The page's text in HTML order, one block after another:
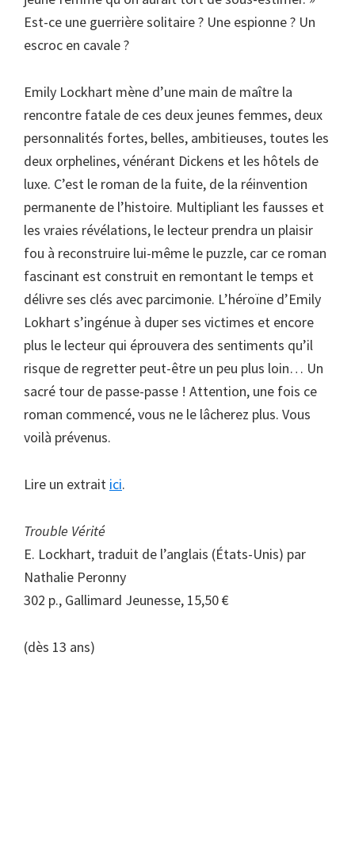
Est-ce une guerrière solitaire ? Une espionne ? Un
escroc en cavale ?
Emily Lockhart mène d’une main de maître la
rencontre fatale de ces deux jeunes femmes, deux
personnalités fortes, belles, ambitieuses, toutes les
deux orphelines, vénérant Dickens et les hôtels de
luxe. C’est le roman de la fuite, de la réinvention
permanente de l’histoire. Multipliant les fausses et
les vraies révélations, le lecteur prendra un plaisir
fou à reconstruire lui-même le puzzle, car ce roman
fascinant est construit en remontant le temps et
délivre ses clés avec parcimonie. L’héroïne d’Emily
Lokhart s’ingénue à duper ses victimes et encore
plus le lecteur qui éprouvera des sentiments qu’il
risque de regretter peut-être un peu plus loin… Un
sacré tour de passe-passe ! Attention, une fois ce
roman commencé, vous ne le lâcherez plus. Vous
voilà prévenus.
Lire un extrait ici.
Trouble Vérité
E. Lockhart, traduit de l’anglais (États-Unis) par
Nathalie Peronny
302 p., Gallimard Jeunesse, 15,50 €
(dès 13 ans)